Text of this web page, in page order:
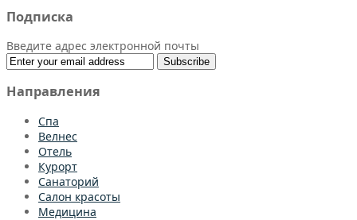
Подписка
Введите адрес электронной почты
Направления
Спа
Bелнес
Отель
Курорт
Санаторий
Салон красоты
Медицина